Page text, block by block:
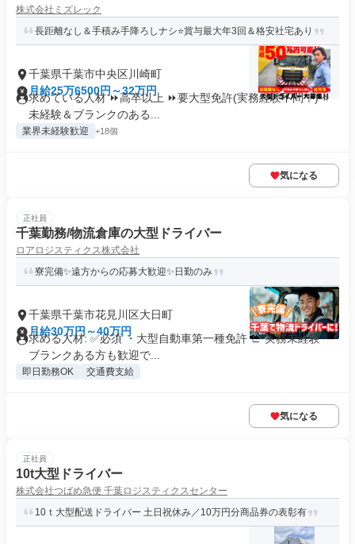
株式会社ミズレック
長距離なし＆手積み手降ろしナシ⭐賞与最大年3回＆格安社宅あり
千葉県千葉市中央区川崎町
月給25万6500円～32万円
求めている人材 ⏩高卒以上 ⏩要大型免許(実務経験不問！) ⭐
未経験＆ブランクのある...
業界未経験歓迎 +18個
気になる
正社員
千葉勤務/物流倉庫の大型ドライバー
ロアロジスティクス株式会社
寮完備✨遠方からの応募大歓迎✨日勤のみ
千葉県千葉市花見川区大日町
月給30万円～40万円
求める人材: ✅必須 ・大型自動車第一種免許 ∟ 実務未経験・
ブランクある方も歓迎で...
即日勤務OK 交通費支給
気になる
正社員
10t大型ドライバー
株式会社つばめ急便 千葉ロジスティクスセンター
10ｔ大型配送ドライバー 土日祝休み／10万円分商品券の表彰有